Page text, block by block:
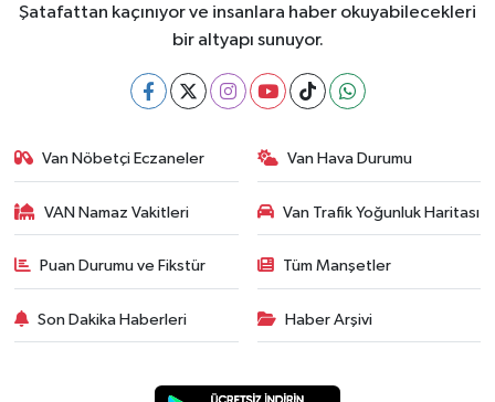
Şatafattan kaçınıyor ve insanlara haber okuyabilecekleri
bir altyapı sunuyor.
Van Nöbetçi Eczaneler Van Hava Durumu
VAN Namaz Vakitleri Van Trafik Yoğunluk Haritası
Puan Durumu ve Fikstür Tüm Manşetler
Son Dakika Haberleri Haber Arşivi